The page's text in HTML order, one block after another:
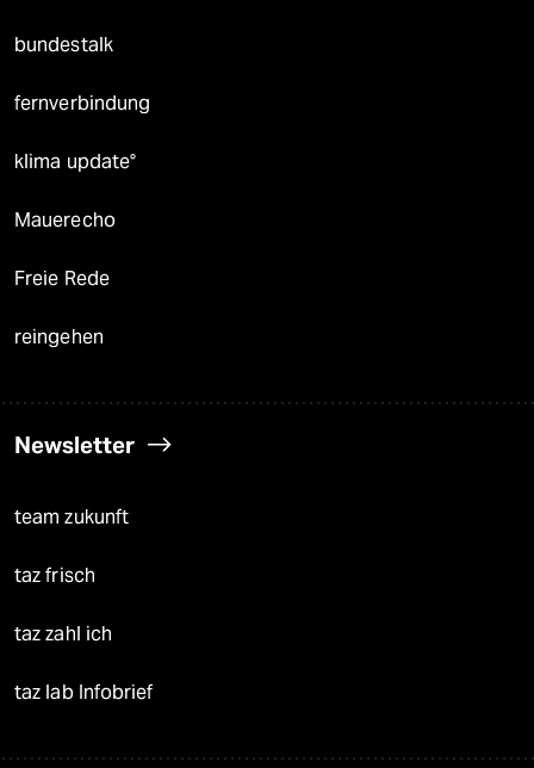
bundestalk
fernverbindung
klima update°
Mauerecho
Freie Rede
reingehen
Newsletter
team zukunft
taz frisch
taz zahl ich
taz lab Infobrief